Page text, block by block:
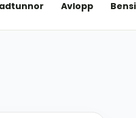
Avlopp